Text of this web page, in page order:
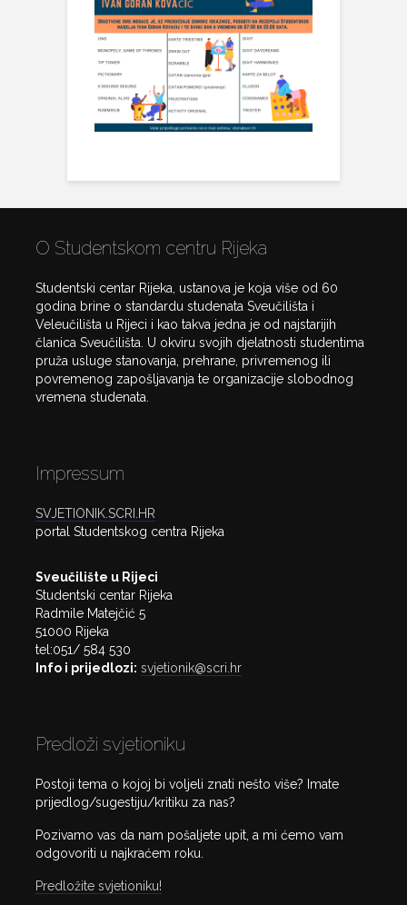
O Studentskom centru Rijeka
Studentski centar Rijeka, ustanova je koja više od 60
godina brine o standardu studenata Sveučilišta i
Veleučilišta u Rijeci i kao takva jedna je od najstarijih
članica Sveučilišta. U okviru svojih djelatnosti studentima
pruža usluge stanovanja, prehrane, privremenog ili
povremenog zapošljavanja te organizacije slobodnog
vremena studenata.
Impressum
SVJETIONIK.SCRI.HR
portal Studentskog centra Rijeka
Sveučilište u Rijeci
Studentski centar Rijeka
Radmile Matejčić 5
51000 Rijeka
tel:051/ 584 530
Info i prijedlozi: svjetionik@scri.hr
Predloži svjetioniku
Postoji tema o kojoj bi voljeli znati nešto više? Imate
prijedlog/sugestiju/kritiku za nas?
Pozivamo vas da nam pošaljete upit, a mi ćemo vam
odgovoriti u najkraćem roku.
Predložite svjetioniku!